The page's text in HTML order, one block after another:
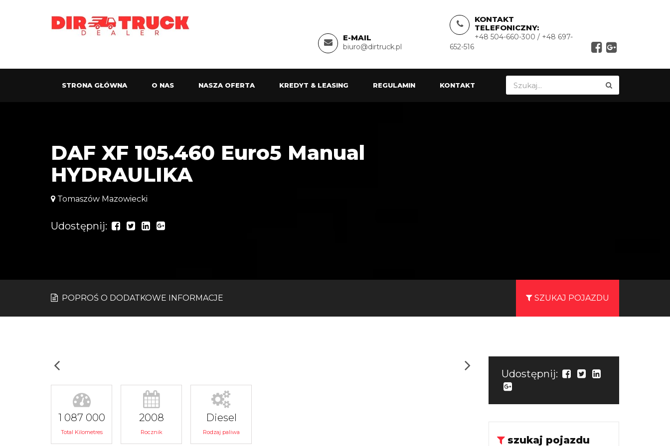
E-MAIL
biuro@dirtruck.pl
KONTAKT
TELEFONICZNY:
+48 504-660-300 / +48 697-
652-516
STRONA GŁÓWNA O NAS NASZA OFERTA KREDYT & LEASING REGULAMIN KONTAKT
DAF XF 105.460 Euro5 Manual
HYDRAULIKA
Tomaszów Mazowiecki
Udostępnij:
SZUKAJ POJAZDU
POPROŚ O DODATKOWE INFORMACJE
1 087 000
Total Kilometres
2008
Rocznik
Diesel
Rodzaj paliwa
Udostępnij:
szukaj pojazdu